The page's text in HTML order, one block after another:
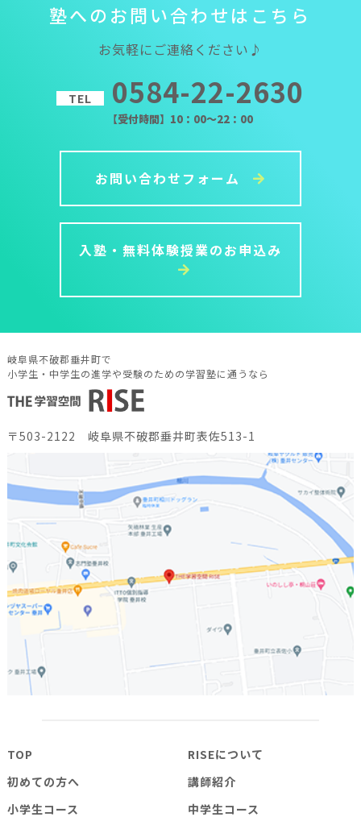
塾への お問い合わせは こ ち ら
お気軽にご連絡ください♪
TEL 0584-22-2630
【受付時間】10：00～22：00
お問い合わせフォーム
入塾・無料体験授業のお申込み
岐阜県不破郡垂井町で
小学生・中学生の進学や受験のための学習塾に通うなら
〒503-2122 岐阜県不破郡垂井町表佐513-1
TOP
RISEについて
初めての方へ
講師紹介
小学生コース
中学生コース